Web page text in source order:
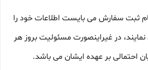
ثبت سفارش می بایست اطلاعات خود را
در غیراینصورت مسئولیت بروز هر
احتمالی بر عهده ایشان می باشد.